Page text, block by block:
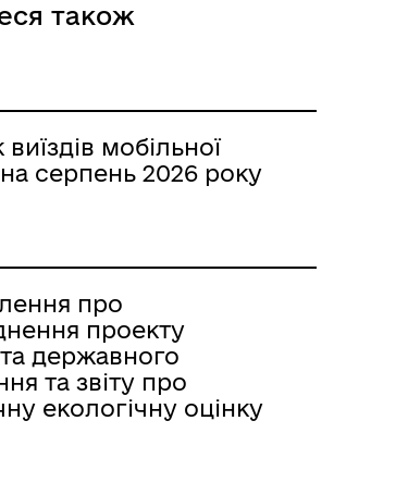
співробітництво
також
виїздів мобільної
серпень 2026 року
про
проекту
державного
та звіту про
екологічну оцінку